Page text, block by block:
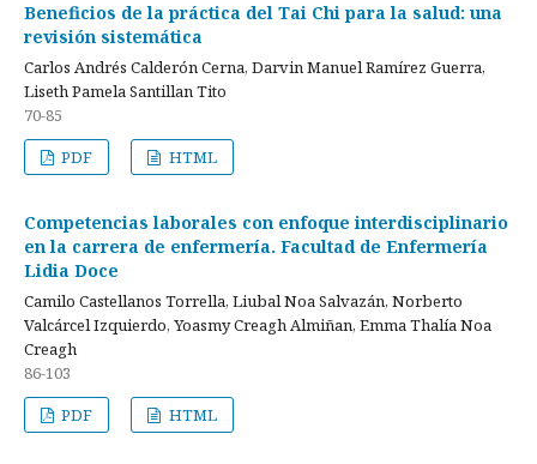
Beneficios de la práctica del Tai Chi para la salud: una
revisión sistemática
Carlos Andrés Calderón Cerna, Darvin Manuel Ramírez Guerra,
Liseth Pamela Santillan Tito
70-85
PDF
HTML
Competencias laborales con enfoque interdisciplinario
en la carrera de enfermería. Facultad de Enfermería
Lidia Doce
Camilo Castellanos Torrella, Liubal Noa Salvazán, Norberto
Valcárcel Izquierdo, Yoasmy Creagh Almiñan, Emma Thalía Noa
Creagh
86-103
PDF
HTML